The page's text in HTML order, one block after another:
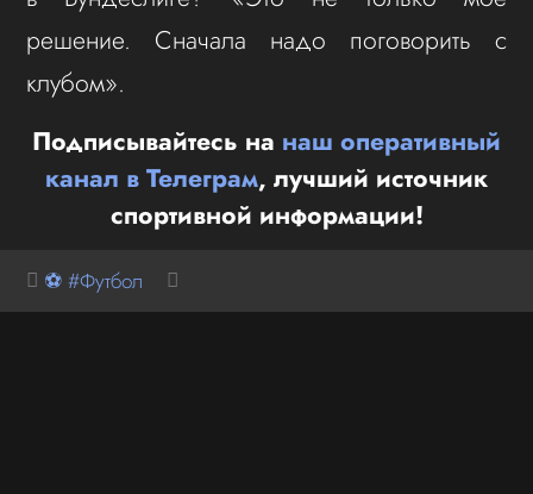
решение. Сначала надо поговорить с
клубом».
Подписывайтесь на наш оперативный
канал в Телеграм, лучший источник
спортивной информации!
⚽ #Футбол